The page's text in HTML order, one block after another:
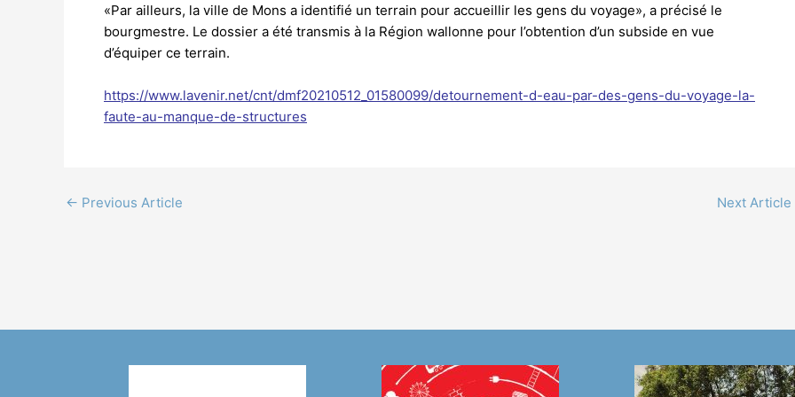
«Par ailleurs, la ville de Mons a identifié un terrain pour accueillir les gens du voyage», a précisé le
bourgmestre. Le dossier a été transmis à la Région wallonne pour l’obtention d’un subside en vue
d’équiper ce terrain.
https://www.lavenir.net/cnt/dmf20210512_01580099/detournement-d-eau-par-des-gens-du-voyage-la-
faute-au-manque-de-structures
← Previous Article Next Article